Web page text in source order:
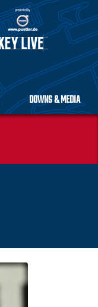
DOWNS & MEDIA